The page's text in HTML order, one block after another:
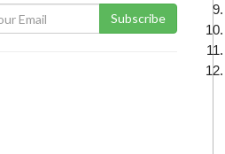
Subscribe